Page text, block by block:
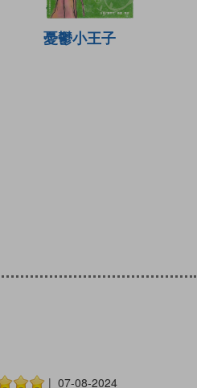
憂鬱小王子
| 07-08-2024